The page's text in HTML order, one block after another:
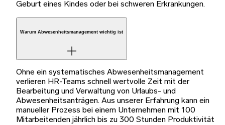
Geburt eines Kindes oder bei schweren Erkrankungen.
Warum Abwesenheitsmanagement wichtig ist
Ohne ein systematisches Abwesenheitsmanagement
verlieren HR-Teams schnell wertvolle Zeit mit der
Bearbeitung und Verwaltung von Urlaubs- und
Abwesenheitsanträgen. Aus unserer Erfahrung kann ein
manueller Prozess bei einem Unternehmen mit 100
Mitarbeitenden jährlich bis zu 300 Stunden Produktivität